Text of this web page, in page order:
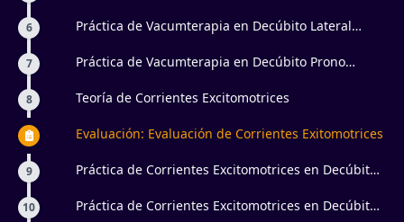
6
Práctica de Vacumterapia en Decúbito Lateral
7
Práctica de Vacumterapia en Decúbito Prono
8 Teoría de Corrientes Excitomotrices
Evaluación: Evaluación de Corrientes Exitomotrices
9
Práctica de Corrientes Excitomotrices en Decúbito
10
Práctica de Corrientes Excitomotrices en Decúbito